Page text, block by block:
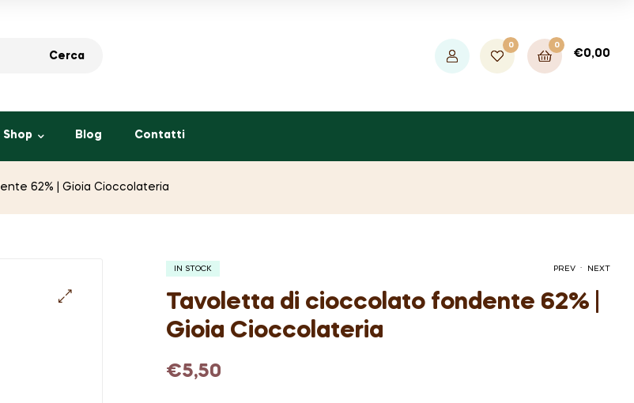
Cerca
0 0
€0,00
Shop Blog Contatti
62% | Gioia Cioccolateria
PREV . NEXT
IN STOCK
Tavoletta di cioccolato fondente 62% |
Gioia Cioccolateria
€5,50